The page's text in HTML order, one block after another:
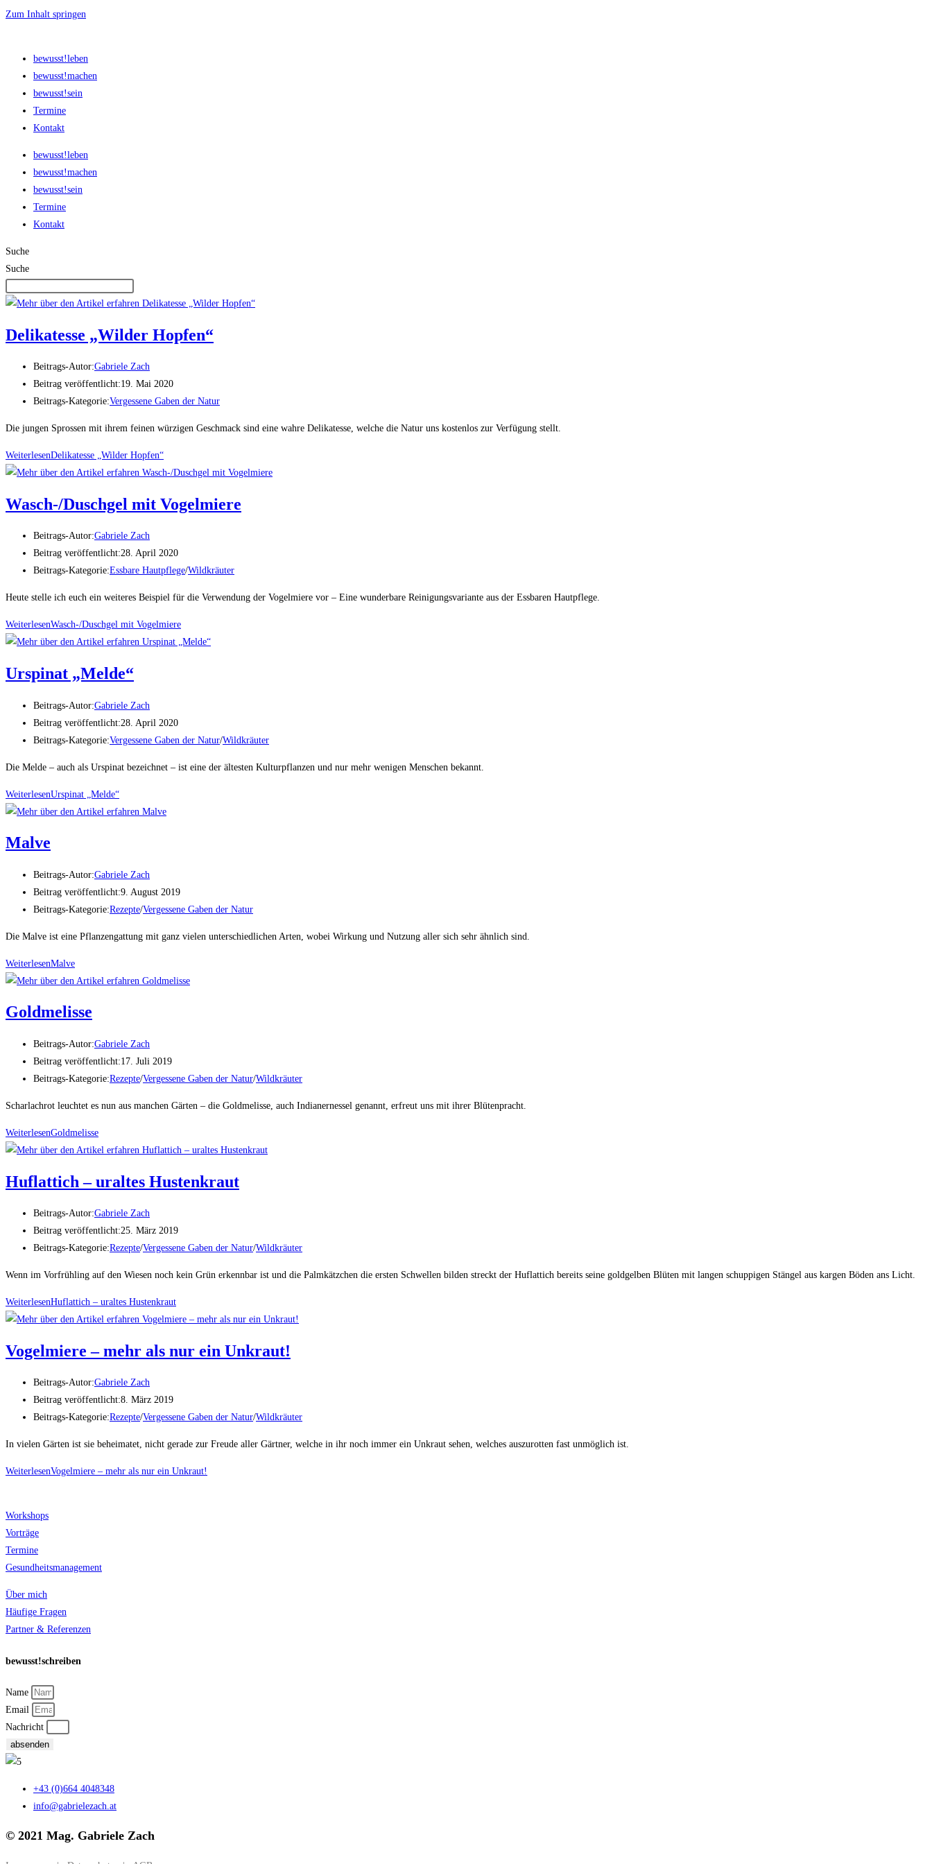
Zum Inhalt springen
bewusst!leben
bewusst!machen
bewusst!sein
Termine
Kontakt
bewusst!leben
bewusst!machen
bewusst!sein
Termine
Kontakt
Suche
Suche
Delikatesse „Wilder Hopfen“
Beitrags-Autor:Gabriele Zach
Beitrag veröffentlicht:19. Mai 2020
Beitrags-Kategorie:Vergessene Gaben der Natur
Die jungen Sprossen mit ihrem feinen würzigen Geschmack sind eine wahre Delikatesse, welche die Natur uns kostenlos zur Verfügung stellt.
WeiterlesenDelikatesse „Wilder Hopfen“
Wasch-/Duschgel mit Vogelmiere
Beitrags-Autor:Gabriele Zach
Beitrag veröffentlicht:28. April 2020
Beitrags-Kategorie:Essbare Hautpflege/Wildkräuter
Heute stelle ich euch ein weiteres Beispiel für die Verwendung der Vogelmiere vor – Eine wunderbare Reinigungsvariante aus der Essbaren Hautpflege.
WeiterlesenWasch-/Duschgel mit Vogelmiere
Urspinat „Melde“
Beitrags-Autor:Gabriele Zach
Beitrag veröffentlicht:28. April 2020
Beitrags-Kategorie:Vergessene Gaben der Natur/Wildkräuter
Die Melde – auch als Urspinat bezeichnet – ist eine der ältesten Kulturpflanzen und nur mehr wenigen Menschen bekannt.
WeiterlesenUrspinat „Melde“
Malve
Beitrags-Autor:Gabriele Zach
Beitrag veröffentlicht:9. August 2019
Beitrags-Kategorie:Rezepte/Vergessene Gaben der Natur
Die Malve ist eine Pflanzengattung mit ganz vielen unterschiedlichen Arten, wobei Wirkung und Nutzung aller sich sehr ähnlich sind.
WeiterlesenMalve
Goldmelisse
Beitrags-Autor:Gabriele Zach
Beitrag veröffentlicht:17. Juli 2019
Beitrags-Kategorie:Rezepte/Vergessene Gaben der Natur/Wildkräuter
Scharlachrot leuchtet es nun aus manchen Gärten – die Goldmelisse, auch Indianernessel genannt, erfreut uns mit ihrer Blütenpracht.
WeiterlesenGoldmelisse
Huflattich – uraltes Hustenkraut
Beitrags-Autor:Gabriele Zach
Beitrag veröffentlicht:25. März 2019
Beitrags-Kategorie:Rezepte/Vergessene Gaben der Natur/Wildkräuter
Wenn im Vorfrühling auf den Wiesen noch kein Grün erkennbar ist und die Palmkätzchen die ersten Schwellen bilden streckt der Huflattich bereits seine goldgelben Blüten mit langen schuppigen Stängel aus kargen Böden ans Licht.
WeiterlesenHuflattich – uraltes Hustenkraut
Vogelmiere – mehr als nur ein Unkraut!
Beitrags-Autor:Gabriele Zach
Beitrag veröffentlicht:8. März 2019
Beitrags-Kategorie:Rezepte/Vergessene Gaben der Natur/Wildkräuter
In vielen Gärten ist sie beheimatet, nicht gerade zur Freude aller Gärtner, welche in ihr noch immer ein Unkraut sehen, welches auszurotten fast unmöglich ist.
WeiterlesenVogelmiere – mehr als nur ein Unkraut!
Workshops
Vorträge
Termine
Gesundheitsmanagement
Über mich
Häufige Fragen
Partner & Referenzen
bewusst!schreiben
Name
Email
Nachricht
absenden
+43 (0)664 4048348
info@gabrielezach.at
© 2021 Mag. Gabriele Zach